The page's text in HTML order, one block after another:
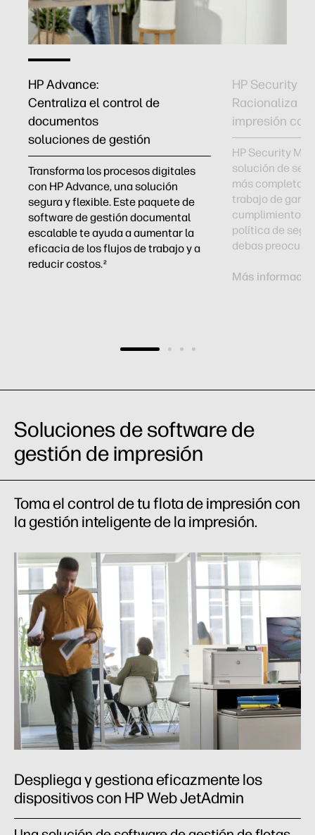
HP Advance:
Centraliza el control de
documentos
soluciones de gestión
Transforma los procesos digitales
con HP Advance, una solución
segura y flexible. Este paquete de
software de gestión documental
escalable te ayuda a aumentar la
eficacia de los flujos de trabajo y a
reducir costos.2
HP Security
Racionaliza
impresión
HP Security
solución de
más completa.
trabajo de
cumplimiento
política de
debas
Más
Soluciones de software de
gestión de impresión
Toma el control de tu flota de impresión con
la gestión inteligente de la impresión.
Despliega y gestiona eficazmente los
dispositivos con HP Web JetAdmin